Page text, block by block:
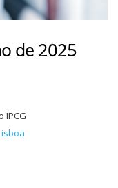
de 2025
IPCG